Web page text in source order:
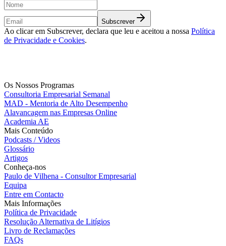
Subscrever
Ao clicar em Subscrever, declara que leu e aceitou a nossa Política
de Privacidade e Cookies.
Os Nossos Programas
Consultoria Empresarial Semanal
MAD - Mentoria de Alto Desempenho
Alavancagem nas Empresas Online
Academia AE
Mais Conteúdo
Podcasts / Videos
Glossário
Artigos
Conheça-nos
Paulo de Vilhena - Consultor Empresarial
Equipa
Entre em Contacto
Mais Informações
Política de Privacidade
Resolução Alternativa de Litígios
Livro de Reclamações
FAQs